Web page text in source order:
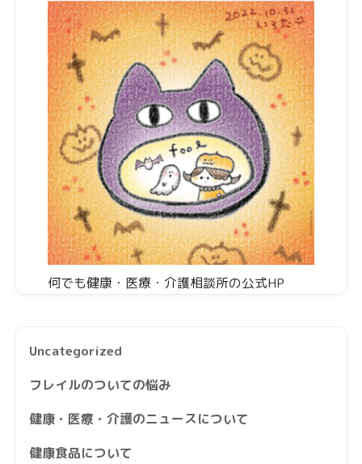
何でも健康・医療・介護相談所の公式HP
Uncategorized
フレイルのついての悩み
健康・医療・介護のニュースについて
健康食品について